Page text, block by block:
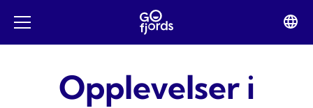
innhold
Open
mobile
Opplevelser i